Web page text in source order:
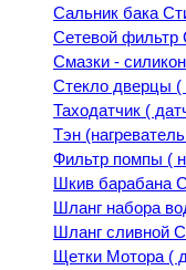
Сальник бака
Сетевой
Смазки -
Стекло дверцы
Таходатчик (
Тэн
Фильтр помпы (
Шкив барабана
Шланг набора
Шланг сливной
Щетки Мотора (